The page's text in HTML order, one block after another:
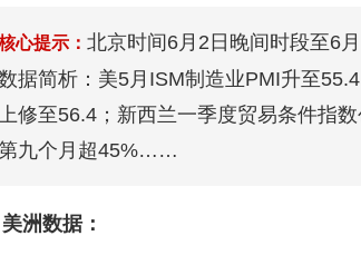
心提示： 北京时间6月2日晚间时段至6
据简析：美5月ISM制造业PMI升至
修至56.4；新西兰一季度贸易条件指
九个月超45%……
美洲数据：